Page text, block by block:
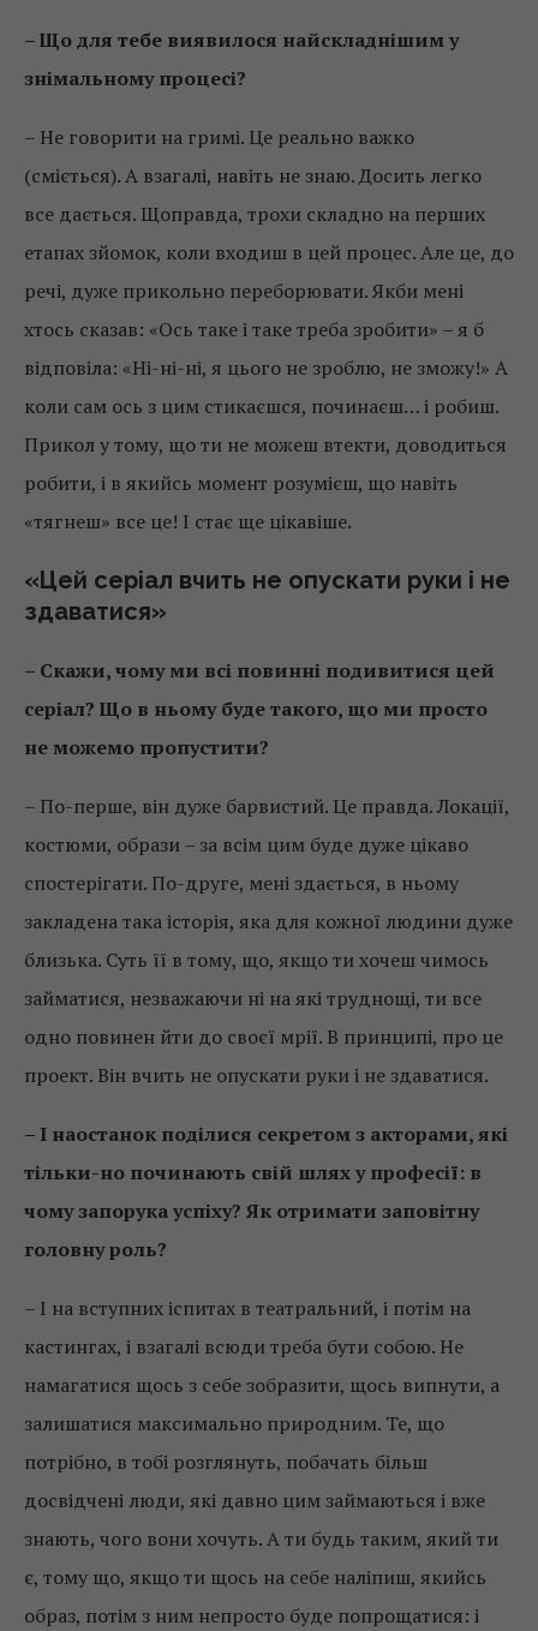
– Що для тебе виявилося найскладнішим у
знімальному процесі?
– Не говорити на гримі. Це реально важко
(сміється). А взагалі, навіть не знаю. Досить легко
все дається. Щоправда, трохи складно на перших
етапах зйомок, коли входиш в цей процес. Але це, до
речі, дуже прикольно переборювати. Якби мені
хтось сказав: «Ось таке і таке треба зробити» – я б
відповіла: «Ні-ні-ні, я цього не зроблю, не зможу!» А
коли сам ось з цим стикаєшся, починаєш… і робиш.
Прикол у тому, що ти не можеш втекти, доводиться
робити, і в якийсь момент розумієш, що навіть
«тягнеш» все це! І стає ще цікавіше.
«Цей серіал вчить не опускати руки і не
здаватися»
– Скажи, чому ми всі повинні подивитися цей
серіал? Що в ньому буде такого, що ми просто
не можемо пропустити?
– По-перше, він дуже барвистий. Це правда. Локації,
костюми, образи – за всім цим буде дуже цікаво
спостерігати. По-друге, мені здається, в ньому
закладена така історія, яка для кожної людини дуже
близька. Суть її в тому, що, якщо ти хочеш чимось
займатися, незважаючи ні на які труднощі, ти все
одно повинен йти до своєї мрії. В принципі, про це
проект. Він вчить не опускати руки і не здаватися.
– І наостанок поділися секретом з акторами, які
тільки-но починають свій шлях у професії: в
чому запорука успіху? Як отримати заповітну
головну роль?
– І на вступних іспитах в театральний, і потім на
кастингах, і взагалі всюди треба бути собою. Не
намагатися щось з себе зобразити, щось випнути, а
залишатися максимально природним. Те, що
потрібно, в тобі розглянуть, побачать більш
досвідчені люди, які давно цим займаються і вже
знають, чого вони хочуть. А ти будь таким, який ти
є, тому що, якщо ти щось на себе наліпиш, якийсь
образ, потім з ним непросто буде попрощатися: і